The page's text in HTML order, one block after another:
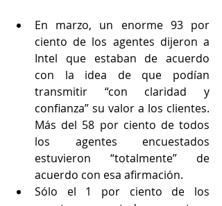
En marzo, un enorme 93 por
ciento de los agentes dijeron a
Intel que estaban de acuerdo
con la idea de que podían
transmitir “con claridad y
confianza” su valor a los clientes.
Más del 58 por ciento de todos
los agentes encuestados
estuvieron “totalmente” de
acuerdo con esa afirmación.
Sólo el 1 por ciento de los